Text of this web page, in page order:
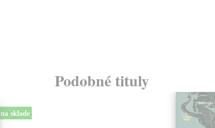
Podobné tituly
na sklade